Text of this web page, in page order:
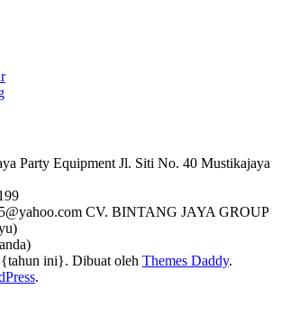
Party Equipment Jl. Siti No. 40 Mustikajaya
CV. BINTANG JAYA GROUP
ini}. Dibuat oleh Themes Daddy.
.